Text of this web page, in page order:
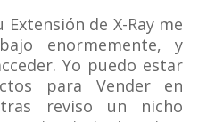
Extensión de X-Ray me
enormemente, y
Yo puedo estar
para Vender en
reviso un nicho